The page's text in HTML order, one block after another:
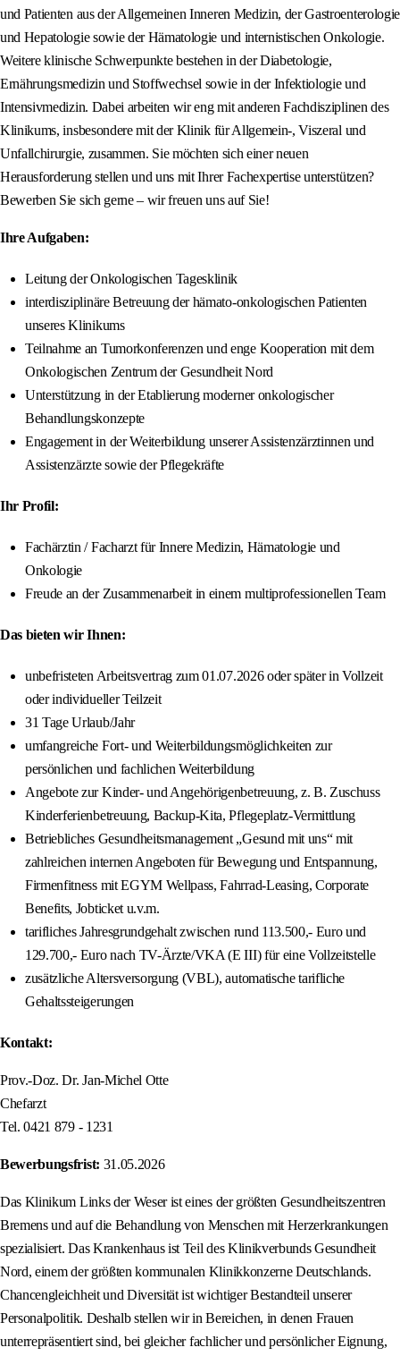
und Patienten aus der Allgemeinen Inneren Medizin, der Gastroenterologie
und Hepatologie sowie der Hämatologie und internistischen Onkologie.
Weitere klinische Schwerpunkte bestehen in der Diabetologie,
Ernährungsmedizin und Stoffwechsel sowie in der Infektiologie und
Intensivmedizin. Dabei arbeiten wir eng mit anderen Fachdisziplinen des
Klinikums, insbesondere mit der Klinik für Allgemein-, Viszeral und
Unfallchirurgie, zusammen. Sie möchten sich einer neuen
Herausforderung stellen und uns mit Ihrer Fachexpertise unterstützen?
Bewerben Sie sich gerne – wir freuen uns auf Sie!
Ihre Aufgaben:
Leitung der Onkologischen Tagesklinik
interdisziplinäre Betreuung der hämato-onkologischen Patienten
unseres Klinikums
Teilnahme an Tumorkonferenzen und enge Kooperation mit dem
Onkologischen Zentrum der Gesundheit Nord
Unterstützung in der Etablierung moderner onkologischer
Behandlungskonzepte
Engagement in der Weiterbildung unserer Assistenzärztinnen und
Assistenzärzte sowie der Pflegekräfte
Ihr Profil:
Fachärztin / Facharzt für Innere Medizin, Hämatologie und
Onkologie
Freude an der Zusammenarbeit in einem multiprofessionellen Team
Das bieten wir Ihnen:
unbefristeten Arbeitsvertrag zum 01.07.2026 oder später in Vollzeit
oder individueller Teilzeit
31 Tage Urlaub/Jahr
umfangreiche Fort- und Weiterbildungsmöglichkeiten zur
persönlichen und fachlichen Weiterbildung
Angebote zur Kinder- und Angehörigenbetreuung, z. B. Zuschuss
Kinderferienbetreuung, Backup-Kita, Pflegeplatz-Vermittlung
Betriebliches Gesundheitsmanagement „Gesund mit uns“ mit
zahlreichen internen Angeboten für Bewegung und Entspannung,
Firmenfitness mit EGYM Wellpass, Fahrrad-Leasing, Corporate
Benefits, Jobticket u.v.m.
tarifliches Jahresgrundgehalt zwischen rund 113.500,- Euro und
129.700,- Euro nach TV-Ärzte/VKA (E III) für eine Vollzeitstelle
zusätzliche Altersversorgung (VBL), automatische tarifliche
Gehaltssteigerungen
Kontakt:
Prov.-Doz. Dr. Jan-Michel Otte
Chefarzt
Tel. 0421 879 - 1231
Bewerbungsfrist: 31.05.2026
Das Klinikum Links der Weser ist eines der größten Gesundheitszentren
Bremens und auf die Behandlung von Menschen mit Herzerkrankungen
spezialisiert. Das Krankenhaus ist Teil des Klinikverbunds Gesundheit
Nord, einem der größten kommunalen Klinikkonzerne Deutschlands.
Chancengleichheit und Diversität ist wichtiger Bestandteil unserer
Personalpolitik. Deshalb stellen wir in Bereichen, in denen Frauen
unterrepräsentiert sind, bei gleicher fachlicher und persönlicher Eignung,